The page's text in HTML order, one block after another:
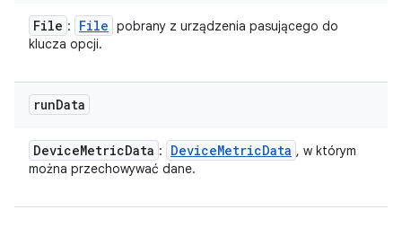
File : File pobrany z urządzenia pasującego do
klucza opcji.
runData
DeviceMetricData : DeviceMetricData , w którym
można przechowywać dane.